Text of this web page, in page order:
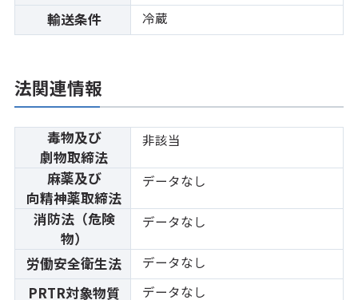
輸送条件 冷蔵
法関連情報
毒物及び
劇物取締法
非該当
麻薬及び
向精神薬取締法
データなし
消防法（危険
物）
データなし
労働安全衛生法 データなし
PRTR対象物質 データなし